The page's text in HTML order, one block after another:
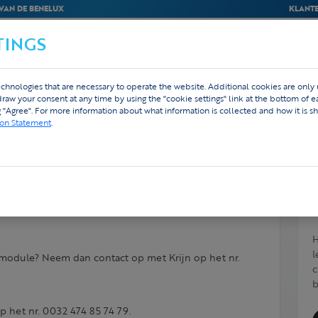
DE BENELUX
BEDRIJVEN
iemand me helpen?
Neem dan contact op met Krijn op het nr.
het nr. 0032 474 85 74 79.
that are necessary to operate the website. Additional cookies are only
your consent at any time by using the "cookie settings" link at the bottom of
For more information about what information is collected and how it is
Statement.